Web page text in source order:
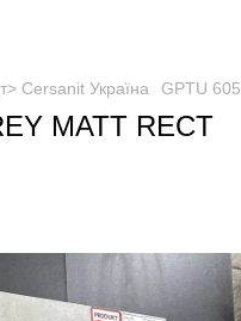
Cersanit Україна GPTU
MATT RECT